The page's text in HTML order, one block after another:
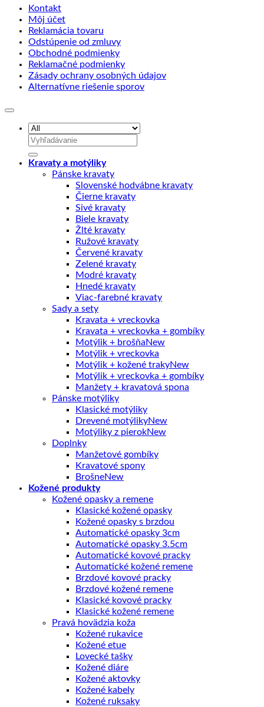
Kontakt
Môj účet
Reklamácia tovaru
Odstúpenie od zmluvy
Obchodné podmienky
Reklamačné podmienky
Zásady ochrany osobných údajov
Alternatívne riešenie sporov
Hľadať:
Kravaty a motýliky
Pánske kravaty
Slovenské hodvábne kravaty
Čierne kravaty
Sivé kravaty
Biele kravaty
Žlté kravaty
Ružové kravaty
Červené kravaty
Zelené kravaty
Modré kravaty
Hnedé kravaty
Viac-farebné kravaty
Sady a sety
Kravata + vreckovka
Kravata + vreckovka + gombíky
Motýlik + brošňa
Motýlik + vreckovka
Motýlik + kožené traky
Motýlik + vreckovka + gombíky
Manžety + kravatová spona
Pánske motýliky
Klasické motýliky
Drevené motýliky
Motýliky z pierok
Doplnky
Manžetové gombíky
Kravatové spony
Brošne
Kožené produkty
Kožené opasky a remene
Klasické kožené opasky
Kožené opasky s brzdou
Automatické opasky 3cm
Automatické opasky 3.5cm
Automatické kovové pracky
Automatické kožené remene
Brzdové kovové pracky
Brzdové kožené remene
Klasické kovové pracky
Klasické kožené remene
Pravá hovädzia koža
Kožené rukavice
Kožené etue
Lovecké tašky
Kožené diáre
Kožené aktovky
Kožené kabely
Kožené ruksaky